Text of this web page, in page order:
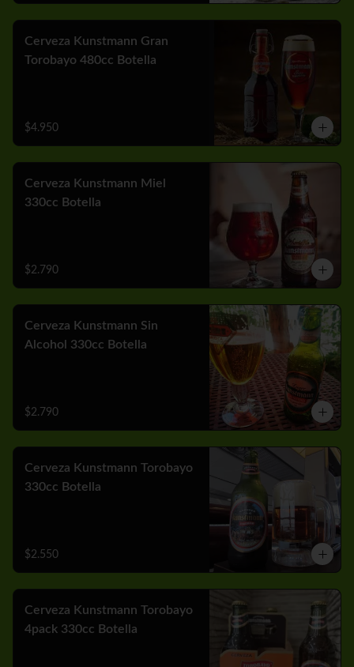
Cerveza Kunstmann Gran
Torobayo 480cc Botella
$4.950
Cerveza Kunstmann Miel
330cc Botella
$2.790
Cerveza Kunstmann Sin
Alcohol 330cc Botella
$2.790
Cerveza Kunstmann Torobayo
330cc Botella
$2.550
Cerveza Kunstmann Torobayo
4pack 330cc Botella